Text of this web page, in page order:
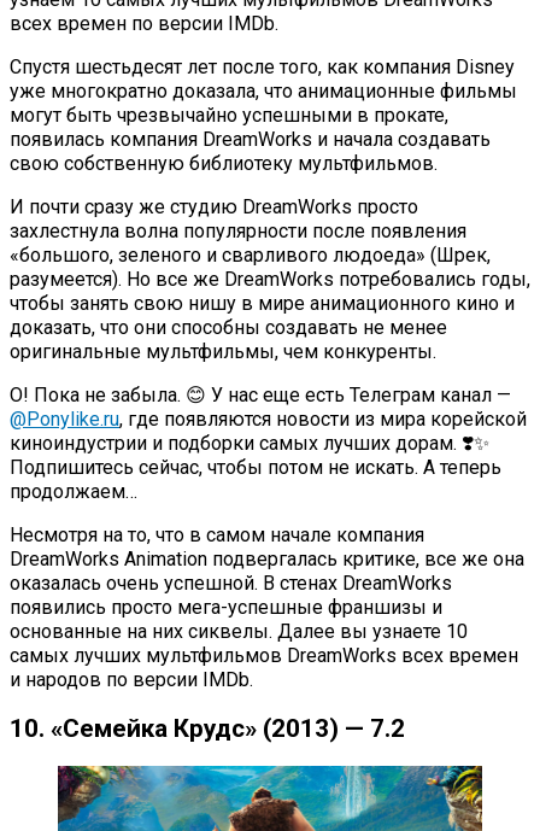
всех времен по версии IMDb.
Спустя шестьдесят лет после того, как компания Disney
уже многократно доказала, что анимационные фильмы
могут быть чрезвычайно успешными в прокате,
появилась компания DreamWorks и начала создавать
свою собственную библиотеку мультфильмов.
И почти сразу же студию DreamWorks просто
захлестнула волна популярности после появления
«большого, зеленого и сварливого людоеда» (Шрек,
разумеется). Но все же DreamWorks потребовались годы,
чтобы занять свою нишу в мире анимационного кино и
доказать, что они способны создавать не менее
оригинальные мультфильмы, чем конкуренты.
О! Пока не забыла. 😊 У нас еще есть Телеграм канал —
@Ponylike.ru, где появляются новости из мира корейской
киноиндустрии и подборки самых лучших дорам. ❣️✨
Подпишитесь сейчас, чтобы потом не искать. А теперь
продолжаем…
Несмотря на то, что в самом начале компания
DreamWorks Animation подвергалась критике, все же она
оказалась очень успешной. В стенах DreamWorks
появились просто мега-успешные франшизы и
основанные на них сиквелы. Далее вы узнаете 10
самых лучших мультфильмов DreamWorks всех времен
и народов по версии IMDb.
10. «Семейка Крудс» (2013) — 7.2